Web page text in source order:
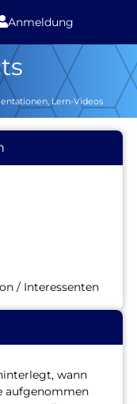
Anmeldung
Lern-Videos
/ Interessenten
wann
aufgenommen